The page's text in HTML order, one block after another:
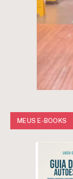
MEUS E-BOOKS